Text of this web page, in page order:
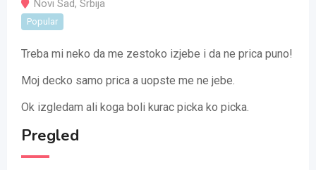
Novi Sad, Srbija
Popular
Treba mi neko da me zestoko izjebe i da ne prica puno!
Moj decko samo prica a uopste me ne jebe.
Ok izgledam ali koga boli kurac picka ko picka.
Pregled